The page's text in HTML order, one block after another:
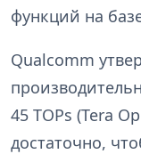
функций на
Qualcomm
45 TOPs (Tera
достаточно,